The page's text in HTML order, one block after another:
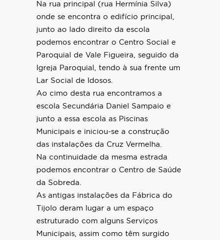
Na rua principal (rua Hermínia Silva)
onde se encontra o edifício principal,
junto ao lado direito da escola
podemos encontrar o Centro Social e
Paroquial de Vale Figueira, seguido da
Igreja Paroquial, tendo à sua frente um
Lar Social de Idosos.
Ao cimo desta rua encontramos a
escola Secundária Daniel Sampaio e
junto a essa escola as Piscinas
Municipais e iniciou-se a construção
das instalações da Cruz Vermelha.
Na continuidade da mesma estrada
podemos encontrar o Centro de Saúde
da Sobreda.
As antigas instalações da Fábrica do
Tijolo deram lugar a um espaço
estruturado com alguns Serviços
Municipais, assim como têm surgido